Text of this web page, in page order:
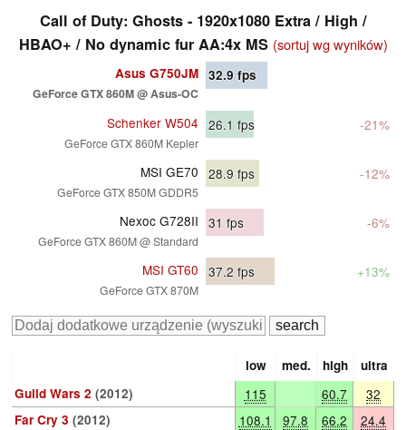
Call of Duty: Ghosts - 1920x1080 Extra / High /
HBAO+ / No dynamic fur AA:4x MS (sortuj wg wyników)
Asus G750JM
GeForce GTX 860M @ Asus-OC
32.9fps
Schenker W504
GeForce GTX 860M Kepler
26.1 fps -21%
MSI GE70
GeForce GTX 850M GDDR5
28.9fps -12%
Nexoc G728II
GeForce GTX 860M @ Standard
31 fps -6%
MSI GT60
GeForce GTX 870M
37.2fps +13%
low med. high
ultra
Guild Wars 2 (2012) 115 60.7 32
Far Cry 3 (2012) 108.1 97.8 66.2 24.4